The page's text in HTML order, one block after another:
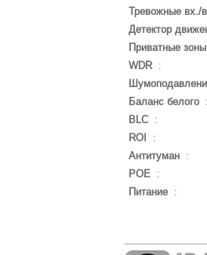
Тревожные вх./
Детектор
Приватные зоны
WDR:
Баланс белого
BLC:
ROI
:
Антитуман :
POE :
Питание :